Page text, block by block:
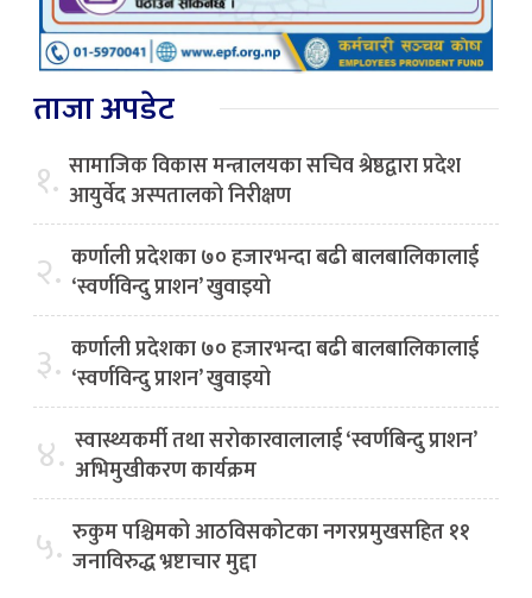
ताजा अपडेट
१. सामाजिक विकास मन्त्रालयका सचिव श्रेष्ठद्वारा प्रदेश
आयुर्वेद अस्पतालको निरीक्षण
२. कर्णाली प्रदेशका ७० हजारभन्दा बढी बालबालिकालाई
‘स्वर्णविन्दु प्राशन’ खुवाइयो
३. कर्णाली प्रदेशका ७० हजारभन्दा बढी बालबालिकालाई
‘स्वर्णविन्दु प्राशन’ खुवाइयो
४. स्वास्थ्यकर्मी तथा सरोकारवालालाई ‘स्वर्णबिन्दु प्राशन’
अभिमुखीकरण कार्यक्रम
५. रुकुम पश्चिमको आठविसकोटका नगरप्रमुखसहित ११
जनाविरुद्ध भ्रष्टाचार मुद्दा